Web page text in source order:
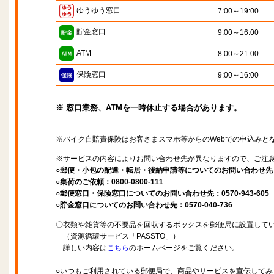
ゆうゆう窓口 7:00～19:00
貯金窓口 9:00～16:00
ATM 8:00～21:00
保険窓口 9:00～16:00
※ 窓口業務、ATMを一時休止する場合があります。
※バイク自賠責保険はお客さまスマホ等からのWebでの申込みと
※サービスの内容によりお問い合わせ先が異なりますので、ご注
○郵便・小包の配達・転居・後納申請等についてのお問い合わせ
○集荷のご依頼：0800-0800-111
○郵便窓口・保険窓口についてのお問い合わせ先：0570-943-605
○貯金窓口についてのお問い合わせ先：0570-040-736
〇衣類や雑貨等の不要品を回収するボックスを郵便局に設置して
（資源循環サービス「PASSTO」）
詳しい内容はこちらのホームページをご覧ください。
○いつもご利用されている郵便局で、商品やサービスを宣伝して